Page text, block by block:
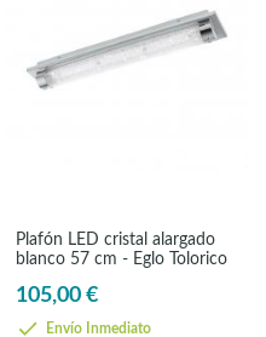
Plafón LED cristal alargado
blanco 57 cm - Eglo Tolorico
105,00 €
Envío Inmediato